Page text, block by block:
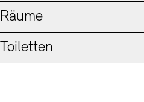
Räume
Toiletten